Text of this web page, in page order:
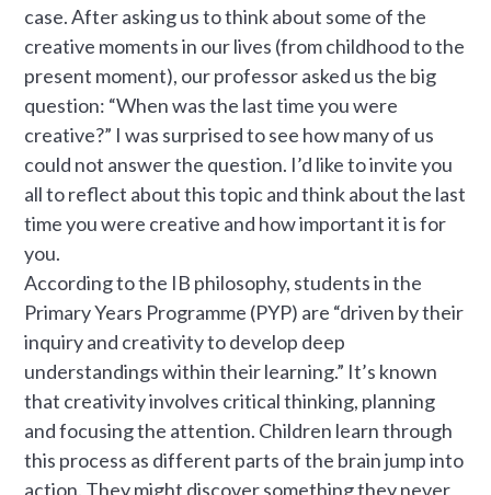
case. After asking us to think about some of the
creative moments in our lives (from childhood to the
present moment), our professor asked us the big
question: “When was the last time you were
creative?” I was surprised to see how many of us
could not answer the question. I’d like to invite you
all to reflect about this topic and think about the last
time you were creative and how important it is for
you.
According to the IB philosophy, students in the
Primary Years Programme (PYP) are “driven by their
inquiry and creativity to develop deep
understandings within their learning.” It’s known
that creativity involves critical thinking, planning
and focusing the attention. Children learn through
this process as different parts of the brain jump into
action. They might discover something they never